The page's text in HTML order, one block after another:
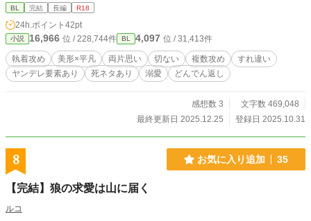
し、毎日違う女を閨に呼ぶような奴と結婚どころか仲良くな
うやら異世界召喚した本当の理由、陰謀に巻き込まれている
ことに気付かない俺は異世界に来てしまったなら学ばねばと
この世界のことを知っていく。 この世界はピラミッド型をし
ていて上から神界、天界、魔界、妖精界、妖界、獣人界、そ
して俺が召喚された元・人間界であり現・底辺界と呼ばれる7
喚されたはずなのに、なぜか俺はあらゆるところから命を狙
われ始める。しまいには、召喚したはずの当人にまで。
いを寄せるようになる。しかし彼には幼い頃からの婚約者が
おり、ミトはアルウィンに命を守られながらも叶わない恋心
で……。さらに最初は嫌われていたはずのライナス第一王子
BL 完結 長編 R18
24h.ポイント 42pt
小説 16,966 位 / 228,744件 BL 4,097 位 / 31,413件
執着攻め 美形×平凡 両片思い 切ない 複数攻め
すれ違い
ヤンデレ要素あり
死ネタあり 溺愛 どんでん返し
感想数 3
文字数 469,048
最終更新日 2025.12.25
登録日 2025.10.31
8 お気に入り追加 35
【完結】狼の求愛は山に届く
ルコ